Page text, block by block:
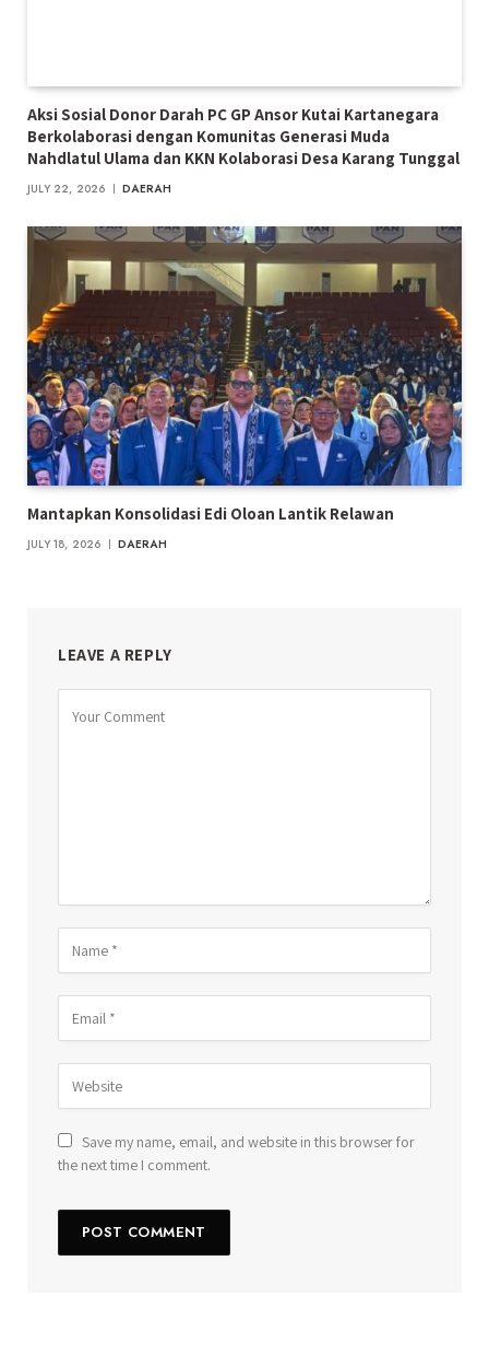
Aksi Sosial Donor Darah PC GP Ansor Kutai Kartanegara
Berkolaborasi dengan Komunitas Generasi Muda
Nahdlatul Ulama dan KKN Kolaborasi Desa Karang Tunggal
JULY 22, 2026 DAERAH
Mantapkan Konsolidasi Edi Oloan Lantik Relawan
JULY 18, 2026 DAERAH
LEAVE A REPLY
Save my name, email, and website in this browser for
the next time I comment.